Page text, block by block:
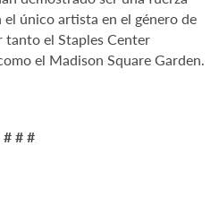
único artista en el género de
tanto el Staples Center
el Madison Square Garden.
# # #